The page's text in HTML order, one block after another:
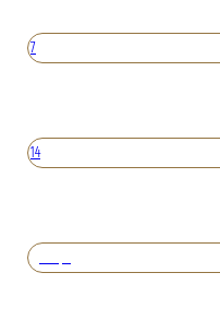
7
14